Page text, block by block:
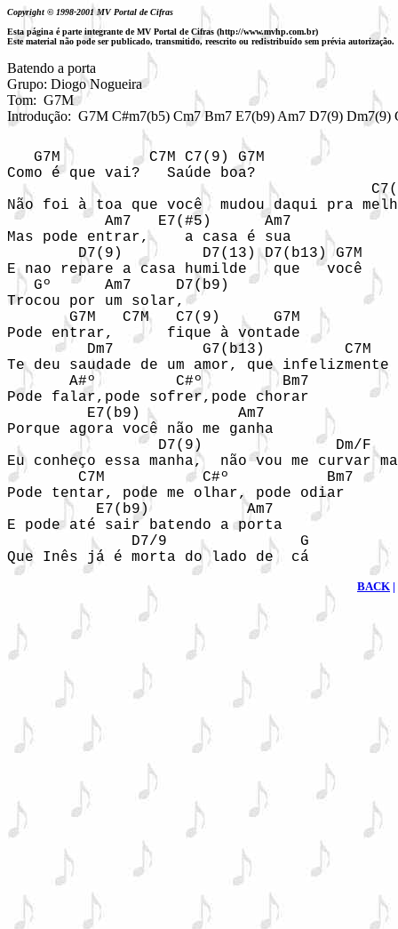
Copyright © 1998-2001 MV Portal de Cifras
Esta página é parte integrante de MV Portal de Cifras (http://www.mvhp.com.br)
Este material não pode ser publicado, transmitido, reescrito ou redistribuído sem prévia autorização.
Batendo a porta
Grupo: Diogo Nogueira
Tom:  G7M
Introdução:  G7M C#m7(b5) Cm7 Bm7 E7(b9) Am7 D7(9)
   G7M          C7M C7(9) G7M
Como é que vai?   Saúde boa?
Não foi à toa que você  mudou daqui pra
           Am7   E7(#5)      Am7
Mas pode entrar,    a casa é sua
        D7(9)         D7(13) D7(b13) G7M
E nao repare a casa humilde   que   você
   Gº      Am7     D7(b9)
Trocou por um solar,
       G7M   C7M   C7(9)      G7M
Pode entrar,      fique à vontade
         Dm7          G7(b13)         C7M
Te deu saudade de um amor, que
       A#º         C#º         Bm7
Pode falar,pode sofrer,pode chorar
         E7(b9)           Am7
Porque agora você não me ganha
D7(9)               Dm/F
Eu conheço essa manha,  não vou me curvar
        C7M           C#º           Bm7
Pode tentar, pode me olhar, pode odiar
          E7(b9)           Am7
E pode até sair batendo a porta
              D7/9               G
BACK |